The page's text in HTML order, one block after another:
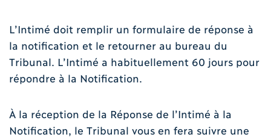
L’Intimé doit remplir un formulaire de réponse à
la notification et le retourner au bureau du
Tribunal. L’Intimé a habituellement 60 jours pour
répondre à la Notification.
À la réception de la Réponse de l’Intimé à la
Notification, le Tribunal vous en fera suivre une